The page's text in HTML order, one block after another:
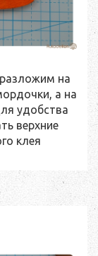
на
а на
удобства
верхние
клея